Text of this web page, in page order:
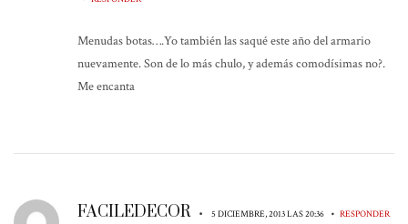
Menudas botas….Yo también las saqué este año del armario
nuevamente. Son de lo más chulo, y además comodísimas no?.
Me encanta
FACILEDECOR • 5 DICIEMBRE, 2013 LAS 20:36 • RESPONDER